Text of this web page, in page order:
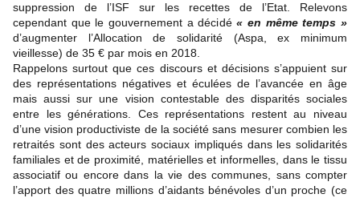
suppression de l’ISF sur les recettes de l’Etat. Relevons
cependant que le gouvernement a décidé« en même temps »
d’augmenter l’Allocation de solidarité (Aspa, ex minimum
vieillesse) de 35 € par mois en 2018.
Rappelons surtout que ces discours et décisions s’appuient sur
des représentations négatives et éculées de l’avancée en âge
mais aussi sur une vision contestable des disparités sociales
entre les générations. Ces représentations restent au niveau
d’une vision productiviste de la société sans mesurer combien les
retraités sont des acteurs sociaux impliqués dans les solidarités
familiales et de proximité, matérielles et informelles, dans le tissu
associatif ou encore dans la vie des communes, sans compter
l’apport des quatre millions d’aidants bénévoles d’un proche (ce